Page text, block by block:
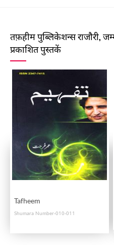
तफ़हीम पुब्लिकेशन्स राजौरी,
प्रकाशित पुस्तकें
Tafheem
Shumara Number-010-011